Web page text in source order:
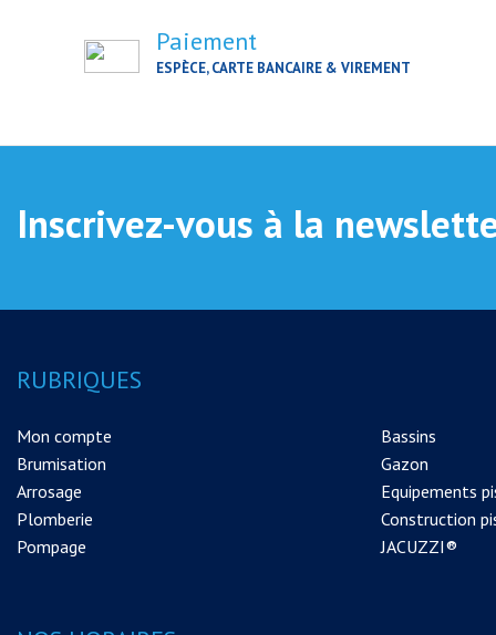
Paiement
ESPÈCE, CARTE BANCAIRE & VIREMENT
Inscrivez-vous à la
RUBRIQUES
Mon compte
Brumisation
Arrosage
Plomberie
Pompage
Bassins
Gazon
Equipements
Construction
JACUZZI®